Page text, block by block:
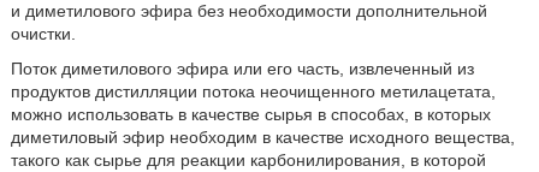
и диметилового эфира без необходимости дополнительной
очистки.
Поток диметилового эфира или его часть, извлеченный из
продуктов дистилляции потока неочищенного метилацетата,
можно использовать в качестве сырья в способах, в которых
диметиловый эфир необходим в качестве исходного вещества,
такого как сырье для реакции карбонилирования, в которой